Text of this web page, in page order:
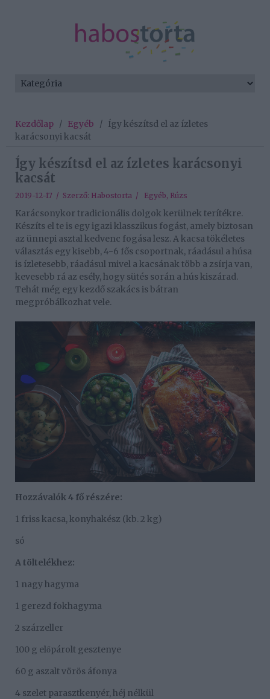
Kezdőlap / Egyéb / Így készítsd el az ízletes
karácsonyi kacsát
Így készítsd el az ízletes karácsonyi
kacsát
2019-12-17 / Szerző: Habostorta / Egyéb, Rúzs
Karácsonykor tradicionális dolgok kerülnek terítékre.
Készíts el te is egy igazi klasszikus fogást, amely biztosan
az ünnepi asztal kedvenc fogása lesz. A kacsa tökéletes
választás egy kisebb, 4-6 fős csoportnak, ráadásul a húsa
is ízletesebb, ráadásul mivel a kacsának több a zsírja van,
kevesebb rá az esély, hogy sütés során a hús kiszárad.
Tehát még egy kezdő szakács is bátran
megpróbálkozhat vele.
Hozzávalók 4 fő részére:
1 friss kacsa, konyhakész (kb. 2 kg)
só
A töltelékhez:
1 nagy hagyma
1 gerezd fokhagyma
2 szárzeller
100 g előpárolt gesztenye
60 g aszalt vörös áfonya
4 szelet parasztkenyér, héj nélkül